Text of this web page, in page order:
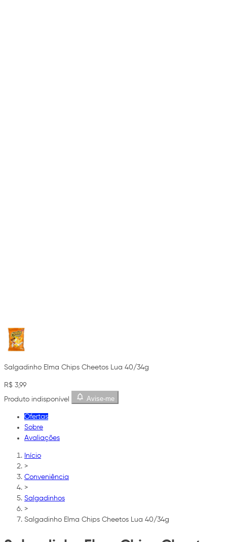
Salgadinho Elma Chips Cheetos Lua 40/34g
R$ 3,99
Produto indisponível
Avise-me
Ofertas
Sobre
Avaliações
Início
>
Conveniência
>
Salgadinhos
>
Salgadinho Elma Chips Cheetos Lua 40/34g